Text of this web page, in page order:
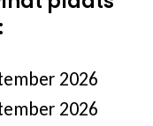
2026
2026